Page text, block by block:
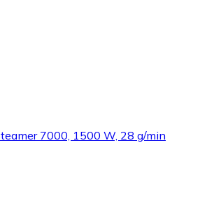
7000, 1500 W, 28 g/min